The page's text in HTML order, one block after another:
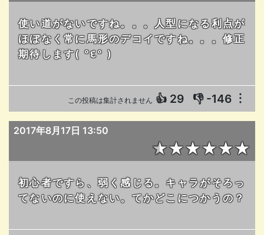
使い道がないですね。。。人型になる利点が
ほぼなく常に馬形のデコイですね。。。修正
期待します( °દ° )
この投稿は集計されません 👍 29 👎 -146 ︙
2017年8月17日 13:50
★★★★★★
初心者ですら、弱く感じる。キャラがそろっ
てないのに使えない。てかどこにつかうの？